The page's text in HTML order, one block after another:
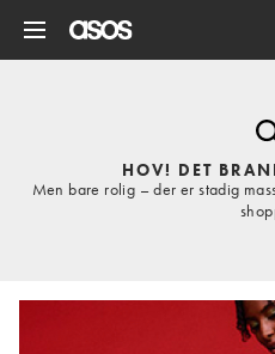
HOV! DET
Men bare rolig – der er stadig